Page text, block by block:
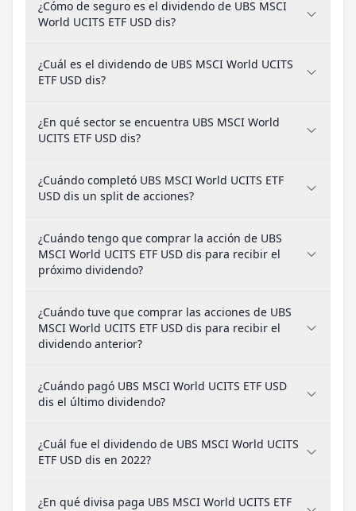
¿Cómo de seguro es el dividendo de UBS MSCI
World UCITS ETF USD dis?
¿Cuál es el dividendo de UBS MSCI World UCITS
ETF USD dis?
¿En qué sector se encuentra UBS MSCI World
UCITS ETF USD dis?
¿Cuándo completó UBS MSCI World UCITS ETF
USD dis un split de acciones?
¿Cuándo tengo que comprar la acción de UBS
MSCI World UCITS ETF USD dis para recibir el
próximo dividendo?
¿Cuándo tuve que comprar las acciones de UBS
MSCI World UCITS ETF USD dis para recibir el
dividendo anterior?
¿Cuándo pagó UBS MSCI World UCITS ETF USD
dis el último dividendo?
¿Cuál fue el dividendo de UBS MSCI World UCITS
ETF USD dis en 2022?
¿En qué divisa paga UBS MSCI World UCITS ETF